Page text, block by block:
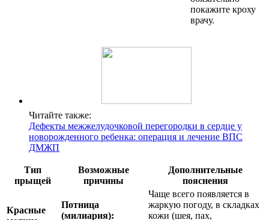
покажите кроху
врачу.
Читайте также:
Дефекты межжелудочковой перегородки в сердце у
новорожденного ребенка: операция и лечение ВПС
ДМЖП
Тип
прыщей
Возможные
причины
Дополнительные
пояснения
Красные
Потница
(милиария):
Чаще всего появляется в
жаркую погоду, в складках
кожи (шея, пах,